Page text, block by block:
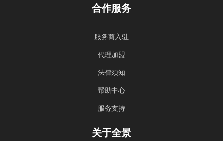
合作服务
服务商入驻
代理加盟
法律须知
帮助中心
服务支持
关于全景